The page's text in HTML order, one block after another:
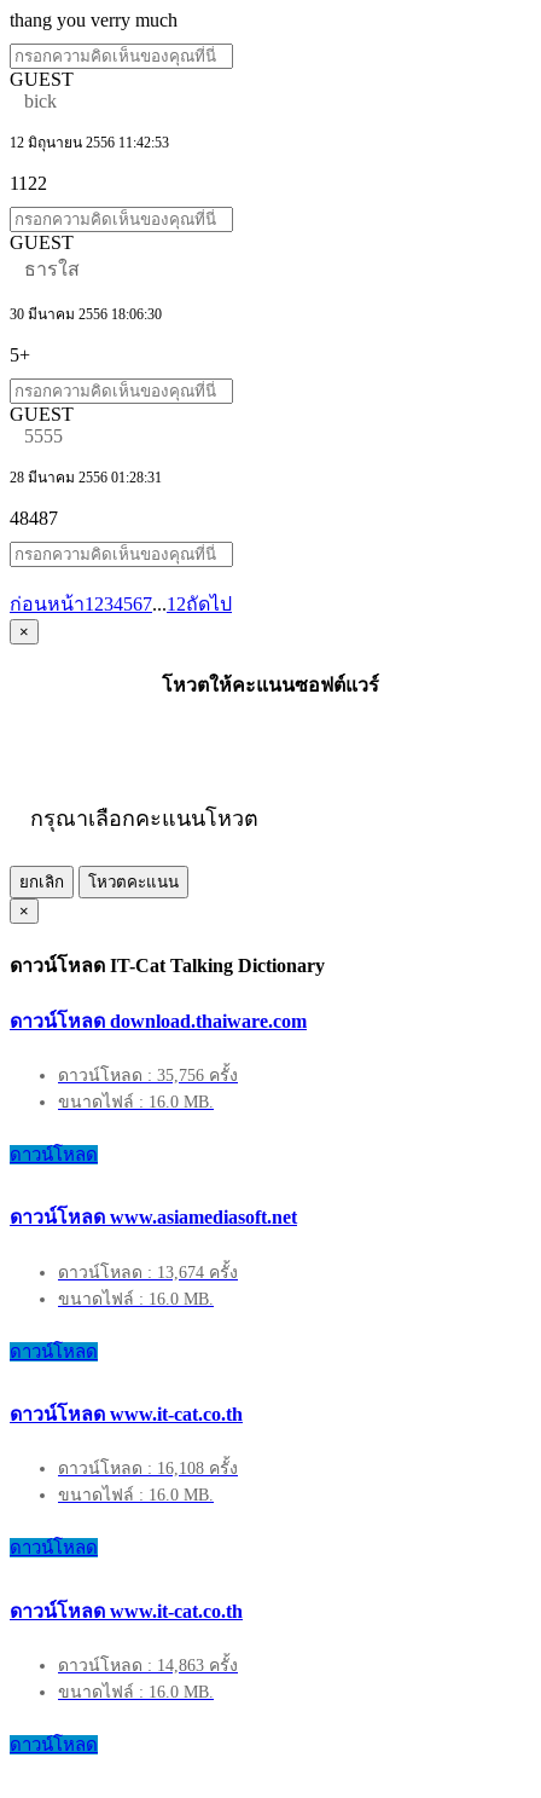
thang you verry much
GUEST
bick
12 มิถุนายน 2556 11:42:53
1122
GUEST
ธารใส
30 มีนาคม 2556 18:06:30
5+
GUEST
5555
28 มีนาคม 2556 01:28:31
48487
ก่อนหน้า1 234567...12ถัดไป
×
โหวตให้คะแนนซอฟต์แวร์
กรุณาเลือกคะแนนโหวต
ยกเลิก
โหวตคะแนน
×
ดาวน์โหลด IT-Cat Talking Dictionary
ดาวน์โหลด download.thaiware.com
ดาวน์โหลด : 35,756 ครั้ง
ขนาดไฟล์ : 16.0 MB.
ดาวน์โหลด
ดาวน์โหลด www.asiamediasoft.net
ดาวน์โหลด : 13,674 ครั้ง
ขนาดไฟล์ : 16.0 MB.
ดาวน์โหลด
ดาวน์โหลด www.it-cat.co.th
ดาวน์โหลด : 16,108 ครั้ง
ขนาดไฟล์ : 16.0 MB.
ดาวน์โหลด
ดาวน์โหลด www.it-cat.co.th
ดาวน์โหลด : 14,863 ครั้ง
ขนาดไฟล์ : 16.0 MB.
ดาวน์โหลด